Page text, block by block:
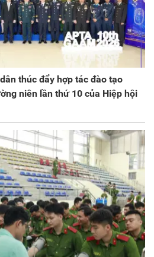
thúc đẩy hợp tác đào tạo
niên lần thứ 10 của Hiệp hội